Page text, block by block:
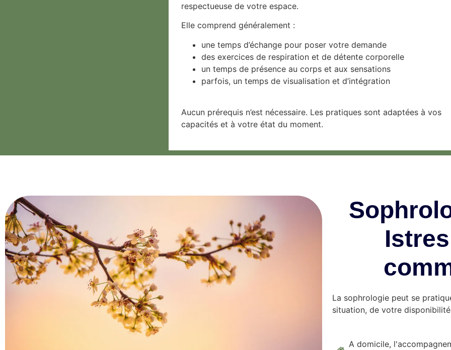
respectueuse de votre espace.
Elle comprend généralement :
une temps d’échange pour poser votre demande
des exercices de respiration et de détente corporelle
un temps de présence au corps et aux sensations
parfois, un temps de visualisation et d’intégration
Aucun prérequis n’est nécessaire. Les pratiques sont adaptées à vos
capacités et à votre état du moment.
La sophrologie peut se
situation, de votre
A domicile,